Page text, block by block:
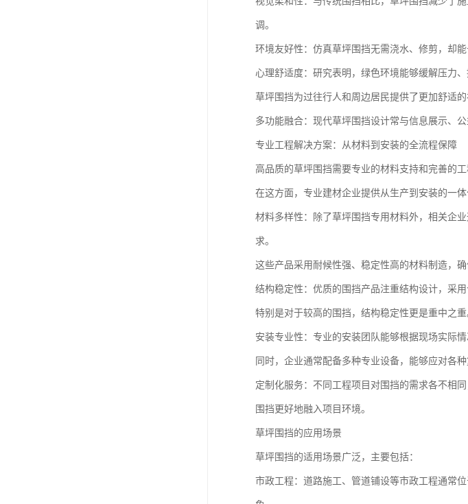
调。
环境友好性：仿真草坪围挡无需浇水、修剪，却
心理舒适度：研究表明，绿色环境能够缓解压力、
草坪围挡为过往行人和周边居民提供了更加舒适的
多功能融合：现代草坪围挡设计常与信息展示、
专业工程解决方案：从材料到安装的全流程保障
高品质的草坪围挡需要专业的材料支持和完善的工
在这方面，专业建材企业提供从生产到安装的一
材料多样性：除了草坪围挡专用材料外，相关企
求。
这些产品采用耐候性强、稳定性高的材料制造，
结构稳定性：优质的围挡产品注重结构设计，采
特别是对于较高的围挡，结构稳定性更是重中之重
安装专业性：专业的安装团队能够根据现场实际
同时，企业通常配备多种专业设备，能够应对各种
定制化服务：不同工程项目对围挡的需求各不相
围挡更好地融入项目环境。
草坪围挡的应用场景
草坪围挡的适用场景广泛，主要包括：
市政工程：道路施工、管道铺设等市政工程通常